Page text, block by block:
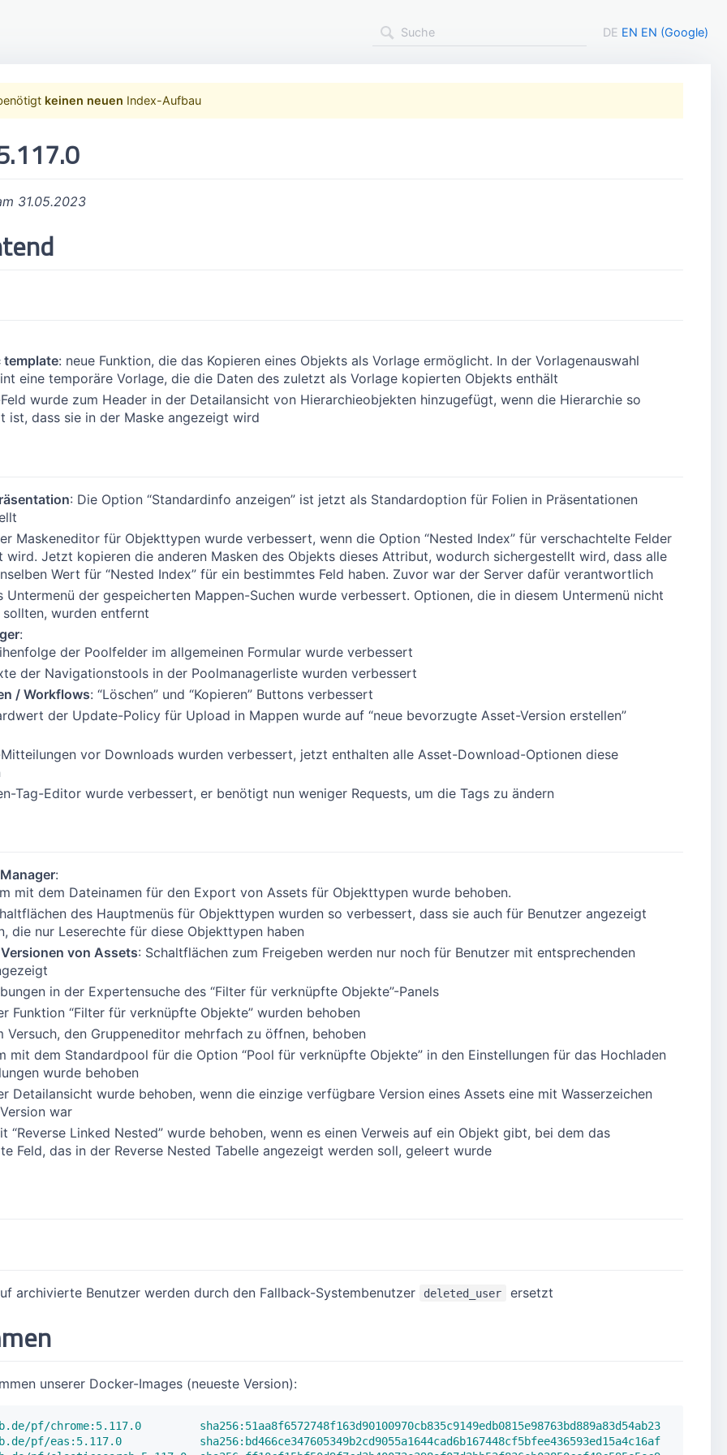
DE EN EN (Google)
keinen neuen Index-Aufbau
31.05.2023
template: neue Funktion, die das Kopieren eines Objekts als Vorlage ermöglicht. In der Vorlagenauswahl
eine temporäre Vorlage, die die Daten des zuletzt als Vorlage kopierten Objekts enthält
wurde zum Header in der Detailansicht von Hierarchieobjekten hinzugefügt, wenn die Hierarchie so
ist, dass sie in der Maske angezeigt wird
: Die Option “Standardinfo anzeigen” ist jetzt als Standardoption für Folien in Präsentationen
Maskeneditor für Objekttypen wurde verbessert, wenn die Option “Nested Index” für verschachtelte Felder
wird. Jetzt kopieren die anderen Masken des Objekts dieses Attribut, wodurch sichergestellt wird, dass alle
Wert für “Nested Index” für ein bestimmtes Feld haben. Zuvor war der Server dafür verantwortlich
Untermenü der gespeicherten Mappen-Suchen wurde verbessert. Optionen, die in diesem Untermenü nicht
sollten, wurden entfernt
:
der Poolfelder im allgemeinen Formular wurde verbessert
der Navigationstools in der Poolmanagerliste wurden verbessert
/ Workflows: “Löschen” und “Kopieren” Buttons verbessert
der Update-Policy für Upload in Mappen wurde auf “neue bevorzugte Asset-Version erstellen”
vor Downloads wurden verbessert, jetzt enthalten alle Asset-Download-Optionen diese
Tag-Editor wurde verbessert, er benötigt nun weniger Requests, um die Tags zu ändern
:
mit dem Dateinamen für den Export von Assets für Objekttypen wurde behoben.
des Hauptmenüs für Objekttypen wurden so verbessert, dass sie auch für Benutzer angezeigt
die nur Leserechte für diese Objekttypen haben
von Assets: Schaltflächen zum Freigeben werden nur noch für Benutzer mit entsprechenden
in der Expertensuche des “Filter für verknüpfte Objekte”-Panels
Funktion “Filter für verknüpfte Objekte” wurden behoben
Versuch, den Gruppeneditor mehrfach zu öffnen, behoben
mit dem Standardpool für die Option “Pool für verknüpfte Objekte” in den Einstellungen für das Hochladen
wurde behoben
Detailansicht wurde behoben, wenn die einzige verfügbare Version eines Assets eine mit Wasserzeichen
war
“Reverse Linked Nested” wurde behoben, wenn es einen Verweis auf ein Objekt gibt, bei dem das
Feld, das in der Reverse Nested Tabelle angezeigt werden soll, geleert wurde
archivierte Benutzer werden durch den Fallback-Systembenutzer deleted_user ersetzt
unserer Docker-Images (neueste Version):
pf/chrome:5.117.0         sha256:51aa8f6572748f163d90100970cb835c9149edb0815e98763bd889a83d54ab23
pf/eas:5.117.0            sha256:bd466ce347605349b2cd9055a1644cad6b167448cf5bfee436593ed15a4c16af